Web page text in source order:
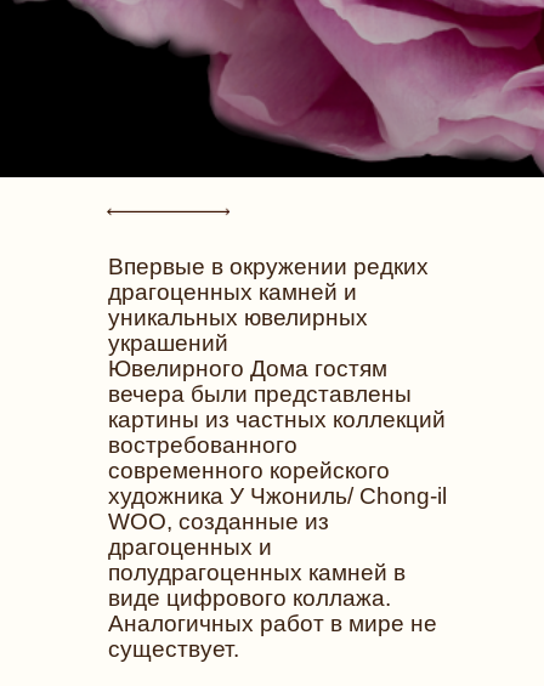
Впервые в окружении редких
драгоценных камней и
уникальных ювелирных
украшений
Ювелирного Дома гостям
вечера были представлены
картины из частных коллекций
востребованного
современного корейского
художника У Чжониль/ Chong-il
WOO, созданные из
драгоценных и
полудрагоценных камней в
виде цифрового коллажа.
Аналогичных работ в мире не
существует.